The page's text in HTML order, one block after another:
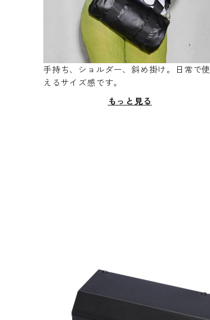
手持ち、ショルダー、斜め掛け。日常で使
えるサイズ感です。
もっと見る